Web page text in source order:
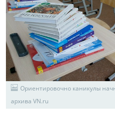
Ориентировочно каникулы
архива VN.ru